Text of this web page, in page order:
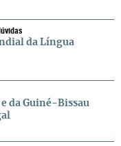
da Língua
da Guiné-Bissau